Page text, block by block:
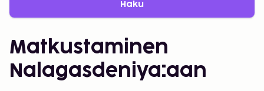
Haku
Matkustaminen
Nalagasdeniya:aan